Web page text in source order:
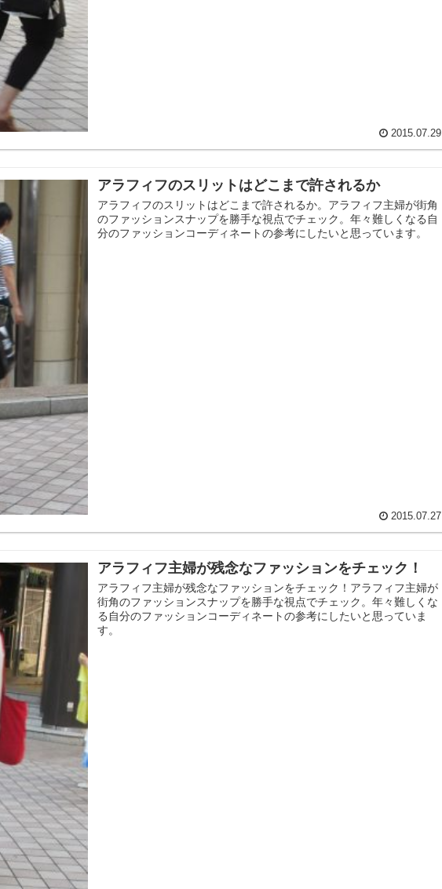
2015.07.29
アラフィフのスリットはどこまで許されるか
アラフィフのスリットはどこまで許されるか。アラフィフ主婦が街角
のファッションスナップを勝手な視点でチェック。年々難しくなる自
分のファッションコーディネートの参考にしたいと思っています。
2015.07.27
アラフィフ主婦が残念なファッションをチェック！
アラフィフ主婦が残念なファッションをチェック！アラフィフ主婦が
街角のファッションスナップを勝手な視点でチェック。年々難しくな
る自分のファッションコーディネートの参考にしたいと思っていま
す。